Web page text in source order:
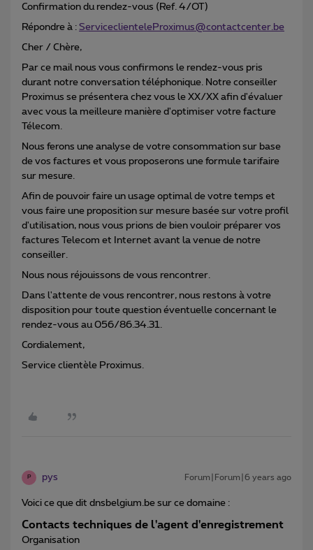
Confirmation du rendez-vous (Ref. 4/OT)
Répondre à : ServiceclienteleProximus@contactcenter.be
Cher / Chère,
Par ce mail nous vous confirmons le rendez-vous pris
durant notre conversation téléphonique. Notre conseiller
Proximus se présentera chez vous le XX/XX afin d'évaluer
avec vous la meilleure manière d'optimiser votre facture
Télecom.
Nous ferons une analyse de votre consommation sur base
de vos factures et vous proposerons une formule tarifaire
sur mesure.
Afin de pouvoir faire un usage optimal de votre temps et
vous faire une proposition sur mesure basée sur votre profil
d'utilisation, nous vous prions de bien vouloir préparer vos
factures Telecom et Internet avant la venue de notre
conseiller.
Nous nous réjouissons de vous rencontrer.
Dans l'attente de vous rencontrer, nous restons à votre
disposition pour toute question éventuelle concernant le
rendez-vous au 056/86.34.31.
Cordialement,
Service clientèle Proximus.
P pys Forum|Forum|6 years ago
Voici ce que dit dnsbelgium.be sur ce domaine :
Contacts techniques de l'agent d'enregistrement
Organisation